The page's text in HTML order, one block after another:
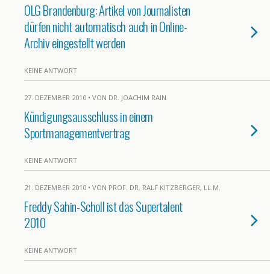
OLG Brandenburg: Artikel von Journalisten
dürfen nicht automatisch auch in Online-
Archiv eingestellt werden
KEINE ANTWORT
27. DEZEMBER 2010 • VON DR. JOACHIM RAIN
Kündigungsausschluss in einem
Sportmanagementvertrag
KEINE ANTWORT
21. DEZEMBER 2010 • VON PROF. DR. RALF KITZBERGER, LL.M.
Freddy Sahin-Scholl ist das Supertalent
2010
KEINE ANTWORT